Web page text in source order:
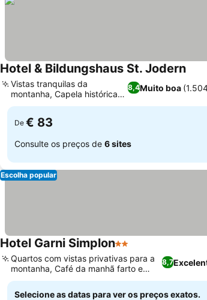
Hotel & Bildungshaus St. Jodern
8,4Muito boa
Vistas tranquilas da
montanha, Capela histórica
no local
De € 83
Consulte os preços de 6 sites
Escolha popular
Hotel Garni Simplon2 Estrelas
8,7
Quartos com vistas privativas para a
montanha, Café da manhã farto e
fresco
Selecione as datas para ver os preços exatos.